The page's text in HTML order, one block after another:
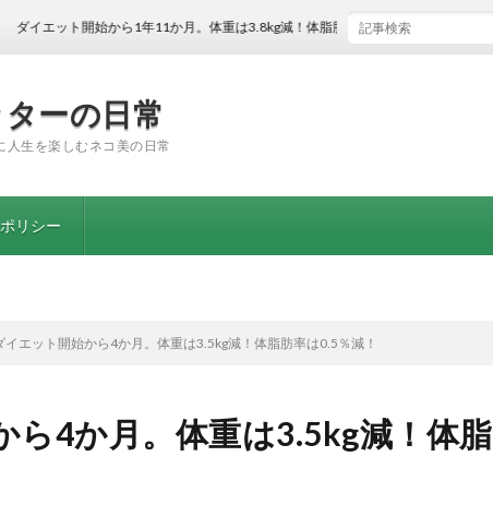
ーの日常
生を楽しむネコ美の日常
リシー
ト開始から1年11か月。体重は3.8kg減！体脂肪率は2.3％減！
イエット開始から4か月。体重は3.5kg減！体脂肪率は0.5％減！
ら4か月。体重は3.5kg減！体脂